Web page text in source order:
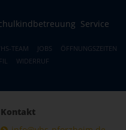
Service
TEAM JOBS
ÖFFNUNGSZEITEN
WIDERRUF
Kontakt